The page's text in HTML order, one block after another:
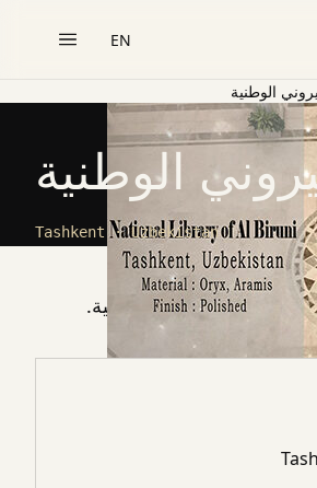
EN
الوطنية
الوطنية
Tashkent · Uzbekistan
في كل المكتبة الوطنية.